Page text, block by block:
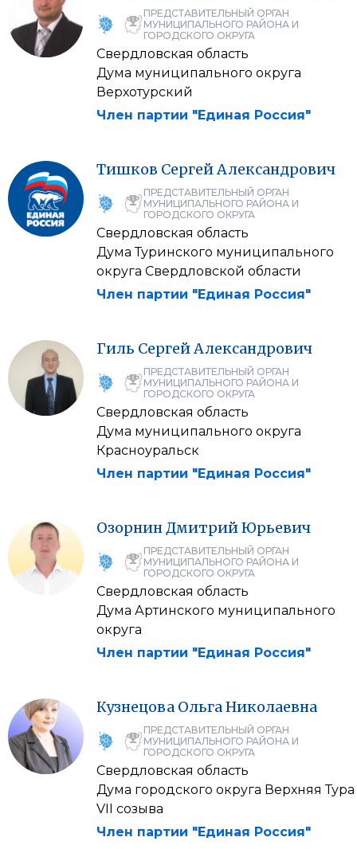
ПРЕДСТАВИТЕЛЬНЫЙ ОРГАН
МУНИЦИПАЛЬНОГО РАЙОНА И
ГОРОДСКОГО ОКРУГА
Свердловская область
Дума муниципального округа
Верхотурский
Член партии "Единая Россия"
Тишков СергейАлександрович
ПРЕДСТАВИТЕЛЬНЫЙ ОРГАН
МУНИЦИПАЛЬНОГО РАЙОНА И
ГОРОДСКОГО ОКРУГА
Свердловская область
Дума Туринского муниципального
округа Свердловской области
Член партии "Единая Россия"
Гиль СергейАлександрович
ПРЕДСТАВИТЕЛЬНЫЙ ОРГАН
МУНИЦИПАЛЬНОГО РАЙОНА И
ГОРОДСКОГО ОКРУГА
Свердловская область
Дума муниципального округа
Красноуральск
Член партии "Единая Россия"
ОзорнинДмитрийЮрьевич
ПРЕДСТАВИТЕЛЬНЫЙ ОРГАН
МУНИЦИПАЛЬНОГО РАЙОНА И
ГОРОДСКОГО ОКРУГА
Свердловская область
Дума Артинского муниципального
округа
Член партии "Единая Россия"
Кузнецова ОльгаНиколаевна
ПРЕДСТАВИТЕЛЬНЫЙ ОРГАН
МУНИЦИПАЛЬНОГО РАЙОНА И
ГОРОДСКОГО ОКРУГА
Свердловская область
Дума городского округа Верхняя Тура
VII созыва
Член партии "Единая Россия"